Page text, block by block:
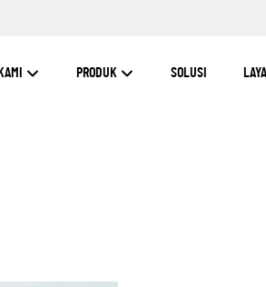
PRODUK SOLUSI